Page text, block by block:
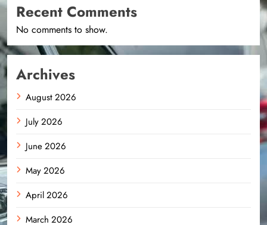
Recent Comments
No comments to show.
Archives
August 2026
July 2026
June 2026
May 2026
April 2026
March 2026